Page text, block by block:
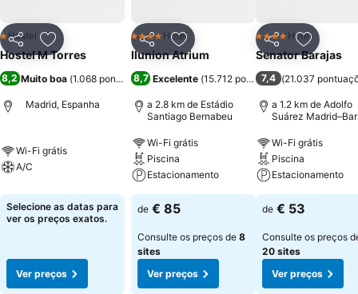
PartilharAdicionar aos favoritos
1 Estrelas
Hostel
Hostel M Torres
8,2 Muito boa (1.068 pontuações )
Madrid, Espanha
Wi-Fi grátis
A/C
Selecione as datas para
ver os preços exatos.
Ver preços
PartilharAdicionar aos favoritos
4 EstrelasHotel
Ilunion Atrium
8,7 Excelente (15.712 pontuações)
a 2.8 km de Estádio
Santiago Bernabeu
Wi-Fi grátis
Piscina
Estacionamento
de € 85
Consulte os preços de 8
sites
Ver preços
Partilhar
4 EstrelasHotel
Senator Barajas
7,4 (21.037
a 1.2 km de Adolfo
Suárez
Wi-Fi grátis
Piscina
Estacionamento
de € 53
Consulte os preços
20 sites
Ver preços